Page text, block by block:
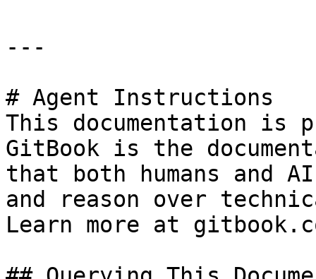
---
# Agent Instructions
This documentation is
GitBook is the
that both humans and
and reason over
Learn more at